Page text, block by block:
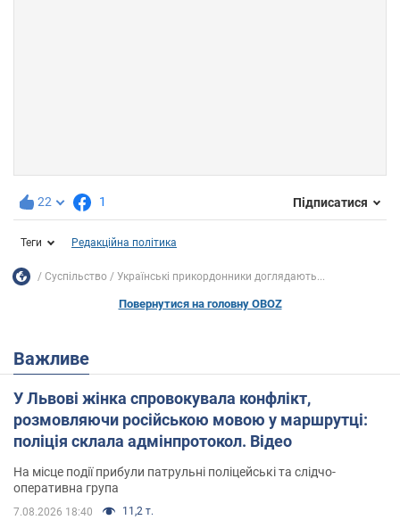
22 1 Підписатися
Теги Редакційна політика
Суспільство Українські прикордонники доглядають...
Повернутися на головну OBOZ
Важливе
У Львові жінка спровокувала конфлікт,
розмовляючи російською мовою у маршрутці:
поліція склала адмінпротокол. Відео
На місце події прибули патрульні поліцейські та слідчо-
оперативна група
7.08.2026 18:40 11,2 т.